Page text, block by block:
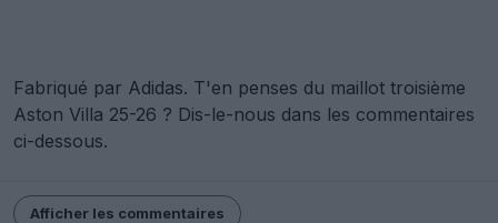
Fabriqué par Adidas. T'en penses du maillot troisième
Aston Villa 25-26 ? Dis-le-nous dans les commentaires
ci-dessous.
Afficher les commentaires